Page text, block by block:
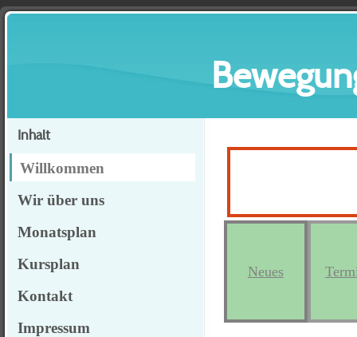
Inhalt
Willkommen
Wir über uns
Monatsplan
Kursplan
Kontakt
Impressum
Neues